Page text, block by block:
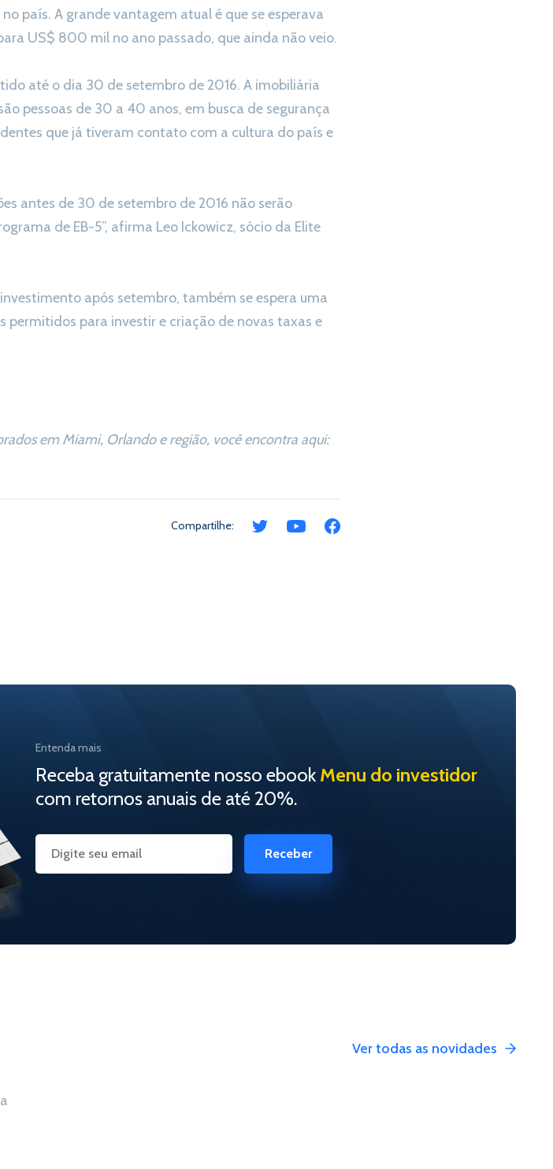
país. A grande vantagem atual é que se esperava
US$ 800 mil no ano passado, que ainda não veio.
até o dia 30 de setembro de 2016. A imobiliária
pessoas de 30 a 40 anos, em busca de segurança
que já tiveram contato com a cultura do país e
antes de 30 de setembro de 2016 não serão
de EB-5”, afirma Leo Ickowicz, sócio da Elite
após setembro, também se espera uma
para investir e criação de novas taxas e
em Miami, Orlando e região, você encontra aqui:
Compartilhe:
Entenda mais
Receba gratuitamente nosso ebook Menu do investidor
com retornos anuais de até 20%.
Receber
Ver todas as novidades